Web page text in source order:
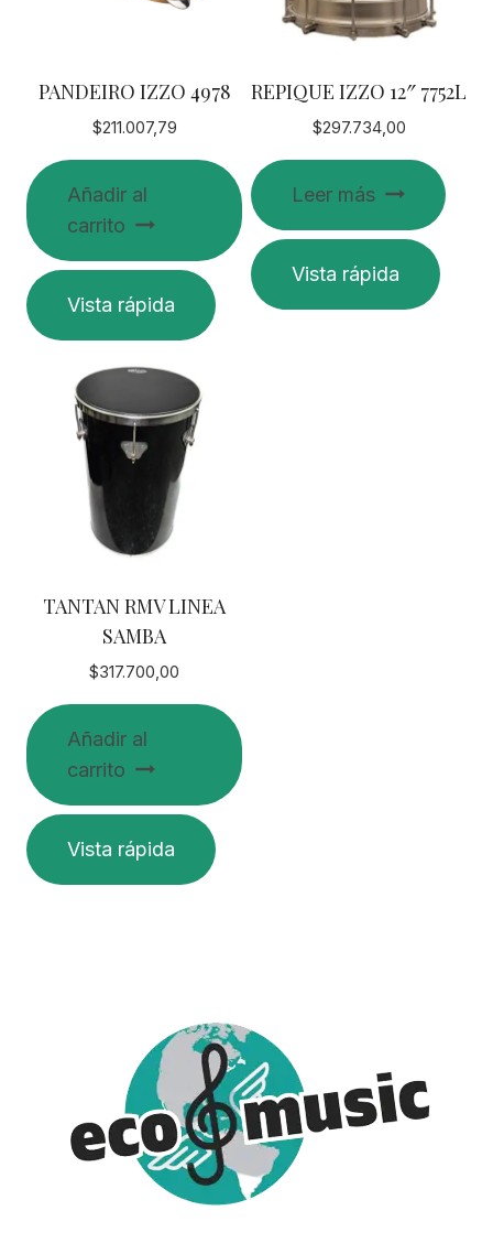
PANDEIRO IZZO 4978
$211.007,79
Añadir al
carrito
Vista rápida
REPIQUE IZZO 12″ 7752L
$297.734,00
Leer más
Vista rápida
TANTAN RMV LINEA
SAMBA
$317.700,00
Añadir al
carrito
Vista rápida